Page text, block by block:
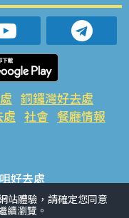
銅鑼灣好去處
社會 餐廳情報
好去處
旺角好去處 社會
站體驗，請確定您同意
續瀏覽。